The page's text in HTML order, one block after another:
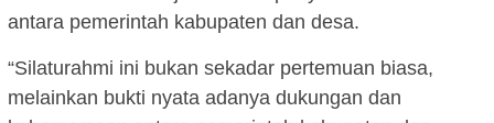
antara pemerintah kabupaten dan desa.
“Silaturahmi ini bukan sekadar pertemuan biasa,
melainkan bukti nyata adanya dukungan dan